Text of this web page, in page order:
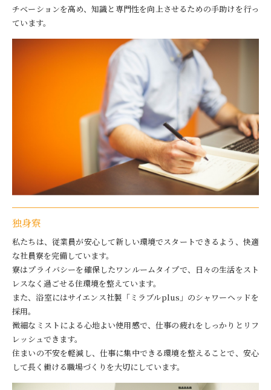
チベーションを高め、知識と専門性を向上させるための手助けを行っ
ています。
独身寮
私たちは、従業員が安心して新しい環境でスタートできるよう、快適
な社員寮を完備しています。
寮はプライバシーを確保したワンルームタイプで、日々の生活をスト
レスなく過ごせる住環境を整えています。
また、浴室にはサイエンス社製「ミラブルplus」のシャワーヘッドを
採用。
微細なミストによる心地よい使用感で、仕事の疲れをしっかりとリフ
レッシュできます。
住まいの不安を軽減し、仕事に集中できる環境を整えることで、安心
して長く働ける職場づくりを大切にしています。